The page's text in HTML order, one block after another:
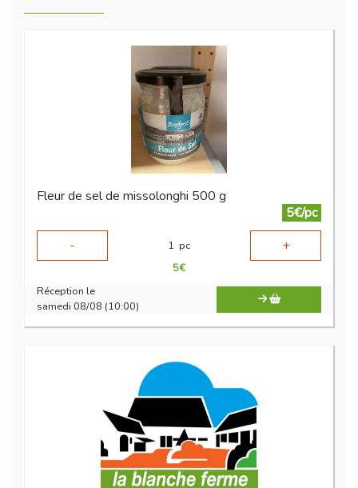
Fleur de sel de missolonghi 500 g
5€/pc
-
1 pc +
5€
Réception le
samedi 08/08 (10:00)